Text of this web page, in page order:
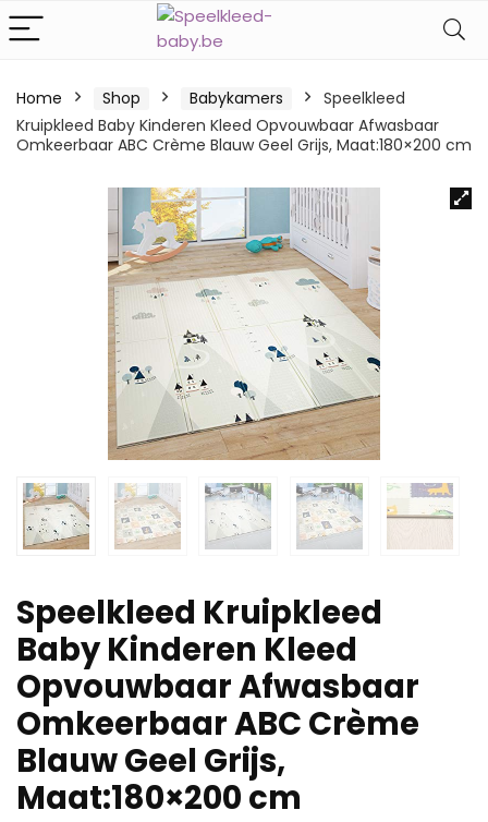
Home Shop Babykamers
Speelkleed
Kruipkleed Baby Kinderen Kleed Opvouwbaar Afwasbaar
Omkeerbaar ABC Crème Blauw Geel Grijs, Maat:180×200 cm
Speelkleed Kruipkleed
Baby Kinderen Kleed
Opvouwbaar Afwasbaar
Omkeerbaar ABC Crème
Blauw Geel Grijs,
Maat:180×200 cm